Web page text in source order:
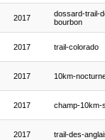
2017
dossard-trail-
bourbon
2017 trail-colorado
2017 10km-
2017 champ-10km-
2017 trail-des-